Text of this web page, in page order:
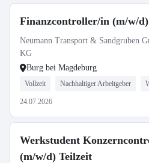
Finanzcontroller/in (m/w/d)
Neumann Transport & Sandgruben
KG
Burg bei Magdeburg
Vollzeit Nachhaltiger Arbeitgeber
24.07.2026
Werkstudent
(m/w/d) Teilzeit